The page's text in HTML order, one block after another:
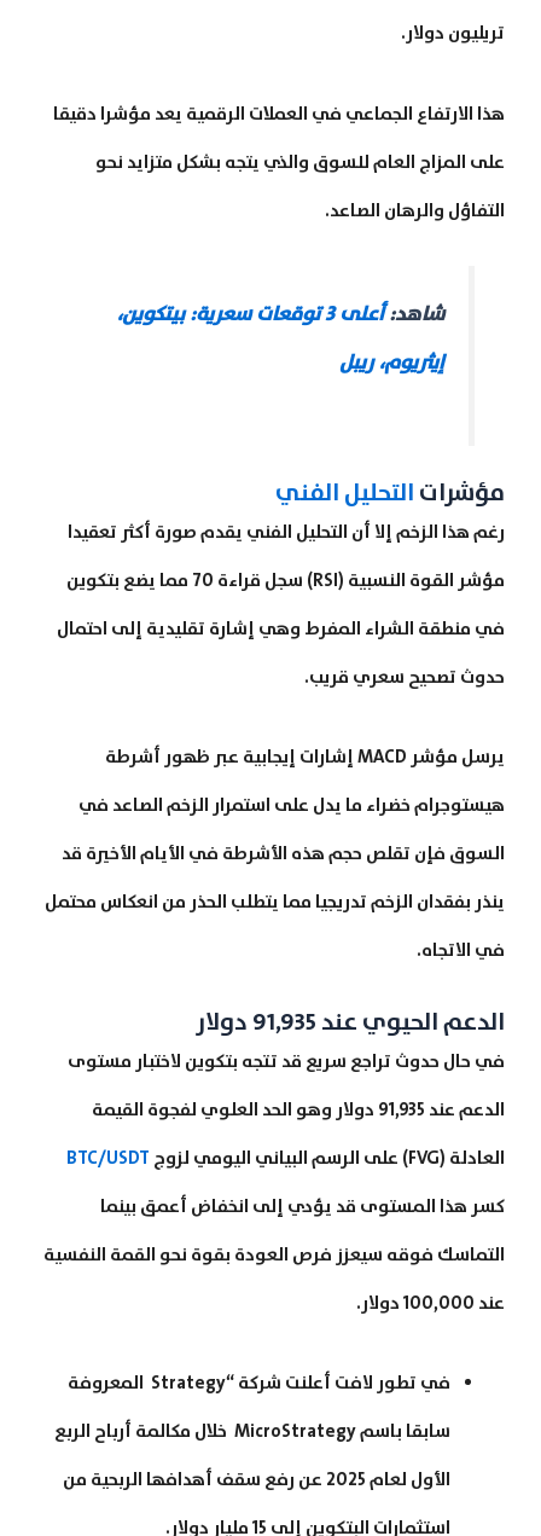
تريليون دولار.
هذا الارتفاع الجماعي في العملات الرقمية يعد مؤشرا دقيقا
على المزاج العام للسوق والذي يتجه بشكل متزايد نحو
التفاؤل والرهان الصاعد.
شاهد:
أعلى 3 توقعات سعرية: بيتكوين،
إيثريوم، ريبل
مؤشرات التحليل الفني
رغم هذا الزخم إلا أن التحليل الفني يقدم صورة أكثر تعقيدا
مؤشر القوة النسبية (RSI) سجل قراءة 70 مما يضع بتكوين
في منطقة الشراء المفرط وهي إشارة تقليدية إلى احتمال
حدوث تصحيح سعري قريب.
يرسل مؤشر MACD إشارات إيجابية عبر ظهور أشرطة
هيستوجرام خضراء ما يدل على استمرار الزخم الصاعد في
السوق فإن تقلص حجم هذه الأشرطة في الأيام الأخيرة قد
ينذر بفقدان الزخم تدريجيا مما يتطلب الحذر من انعكاس محتمل
في الاتجاه.
الدعم الحيوي عند 91,935 دولار
في حال حدوث تراجع سريع قد تتجه بتكوين لاختبار مستوى
الدعم عند 91,935 دولار وهو الحد العلوي لفجوة القيمة
العادلة (FVG) على الرسم البياني اليومي لزوج
BTC/USDT
كسر هذا المستوى قد يؤدي إلى انخفاض أعمق بينما
التماسك فوقه سيعزز فرص العودة بقوة نحو القمة النفسية
عند 100,000 دولار.
في تطور لافت أعلنت شركة “Strategy المعروفة
سابقا باسم MicroStrategy خلال مكالمة أرباح الربع
الأول لعام 2025 عن رفع سقف أهدافها الربحية من
استثمارات البتكوين إلى 15 مليار دولار.